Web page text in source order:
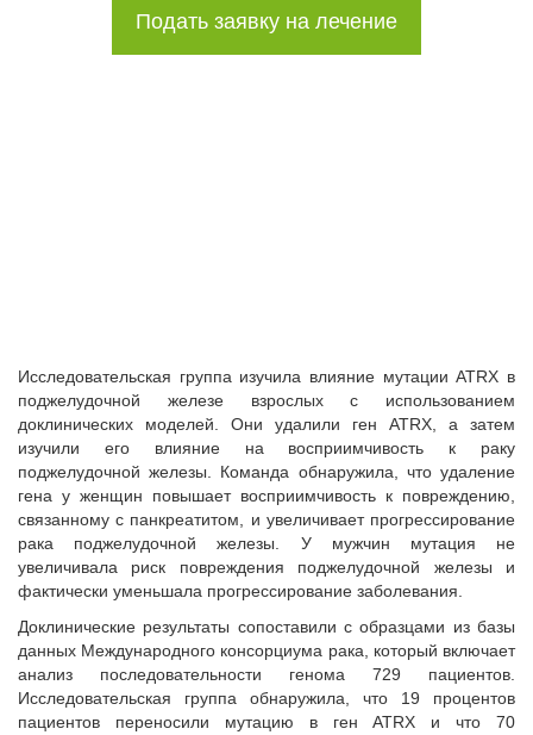
Подать заявку на лечение
Исследовательская группа изучила влияние мутации ATRX в
поджелудочной железе взрослых с использованием
доклинических моделей. Они удалили ген ATRX, а затем
изучили его влияние на восприимчивость к раку
поджелудочной железы. Команда обнаружила, что удаление
гена у женщин повышает восприимчивость к повреждению,
связанному с панкреатитом, и увеличивает прогрессирование
рака поджелудочной железы. У мужчин мутация не
увеличивала риск повреждения поджелудочной железы и
фактически уменьшала прогрессирование заболевания.
Доклинические результаты сопоставили с образцами из базы
данных Международного консорциума рака, который включает
анализ последовательности генома 729 пациентов.
Исследовательская группа обнаружила, что 19 процентов
пациентов переносили мутацию в ген ATRX и что 70